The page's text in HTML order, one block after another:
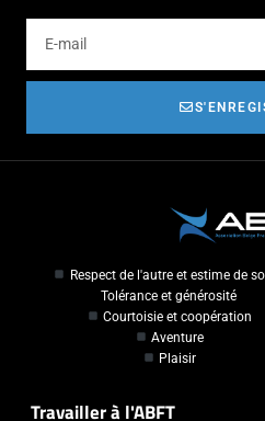
Respect de l'autre et estime de
Tolérance et générosité
Courtoisie et coopération
Aventure
Plaisir
Travailler à l'ABFT